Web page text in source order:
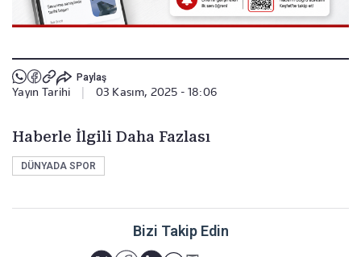
Paylaş
Yayın Tarihi 03 Kasım, 2025 - 18:06
Haberle İlgili Daha Fazlası
DÜNYADA SPOR
Bizi Takip Edin